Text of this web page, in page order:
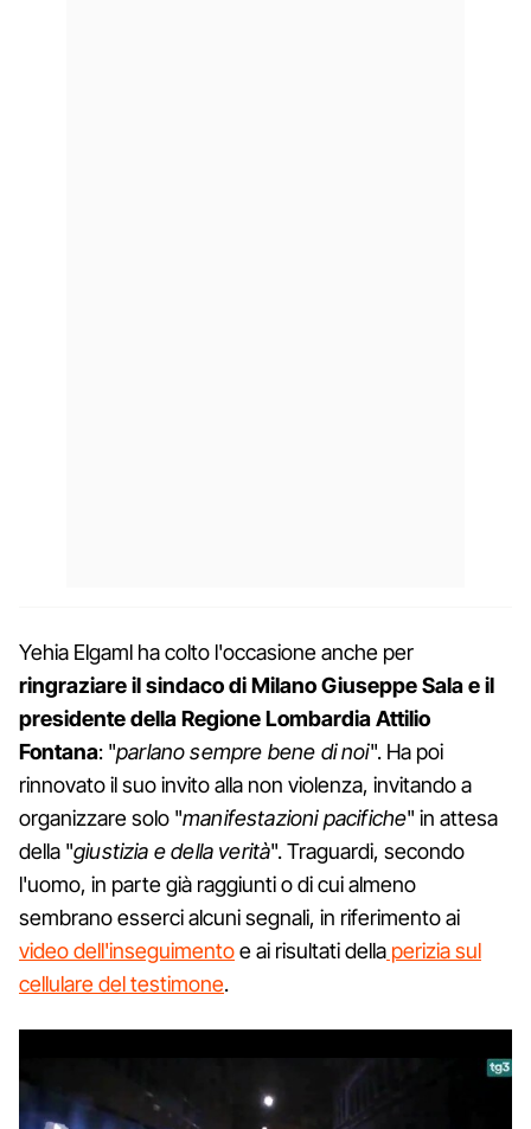
Yehia Elgaml ha colto l'occasione anche per
ringraziare il sindaco di Milano Giuseppe Sala e il
presidente della Regione Lombardia Attilio
Fontana: "parlano sempre bene di noi". Ha poi
rinnovato il suo invito alla non violenza, invitando a
organizzare solo "manifestazioni pacifiche" in attesa
della "giustizia e della verità". Traguardi, secondo
l'uomo, in parte già raggiunti o di cui almeno
sembrano esserci alcuni segnali, in riferimento ai
video dell'inseguimentoe ai risultati della perizia sul
cellulare del testimone.